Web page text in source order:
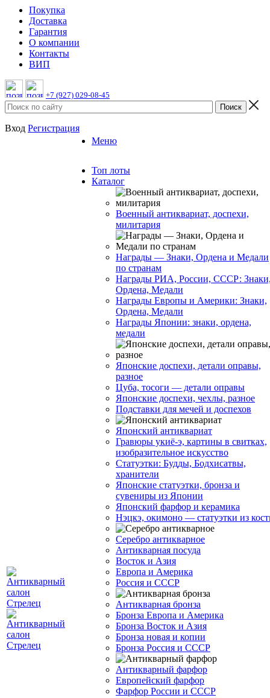
Покупка
Доставка
Гарантия
О компании
Контакты
ВИП
+7 (927) 029-08-45
Вход Регистрация
Меню
Топ лоты
Каталог
Военный антиквариат, доспехи,
милитария
Награды — Знаки, Ордена и Медали
по странам
Награды РИА, России, СССР:
Ордена, Медали
Награды Европы и Америки: Знаки,
Ордена, Медали
Награды Японии: знаки, ордена,
медали
Японские доспехи, детали оправы,
разное
Цуба, тосоги — детали оправы
Японские доспехи, чехлы, разное
Подставки для мечей и доспехов
Японский антиквариат
Гравюры укиё-э, картины в свитках,
изобразительное искусство
Статуэтки: Будды, Бодхисатвы,
хранители
Японские статуэтки, бронза и
сувениры из Японии
Японский фарфор и керамика
Нэцкэ, окимоно — статуэтки из
Серебро антикварное
Антикварная посуда
Восток и Азия
Европа и Америка
Россия и СССР
Антикварная бронза
Бронза Европа и Америка
Бронза Восток и Азия
Бронза новая и копии
Бронза Россия и СССР
Антикварный фарфор
Европейский фарфор
Фарфор России и СССР